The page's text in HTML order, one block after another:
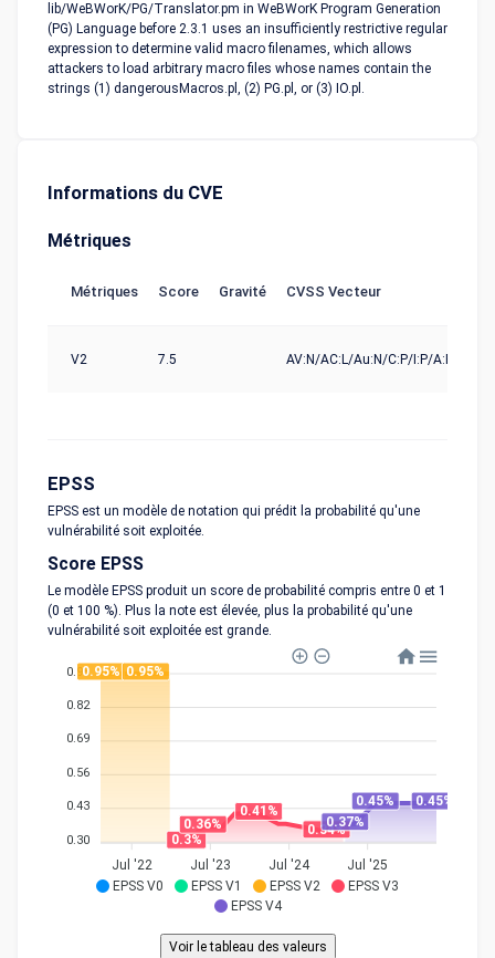
lib/WeBWorK/PG/Translator.pm in WeBWorK Program Generation
(PG) Language before 2.3.1 uses an insufficiently restrictive regular
expression to determine valid macro filenames, which allows
attackers to load arbitrary macro files whose names contain the
strings (1) dangerousMacros.pl, (2) PG.pl, or (3) IO.pl.
Informations du CVE
Métriques
Métriques Score Gravité CVSS Vecteur
V2 7.5 AV:N/AC:L/Au:N/C:P/I:P/A:P
EPSS
EPSS est un modèle de notation qui prédit la probabilité qu'une
vulnérabilité soit exploitée.
Score EPSS
Le modèle EPSS produit un score de probabilité compris entre 0 et 1
(0 et 100 %). Plus la note est élevée, plus la probabilité qu'une
vulnérabilité soit exploitée est grande.
EPSS V0 EPSS V1 EPSS V2
EPSS V3
EPSS V4
0.95
0.82
0.69
0.56
0.43
0.30
0.95% 0.95%
0.3%
0.36%
0.41%
0.34%
0.37%
0.45% 0.45%
Jul '22 Jul '23 Jul '24 Jul '25